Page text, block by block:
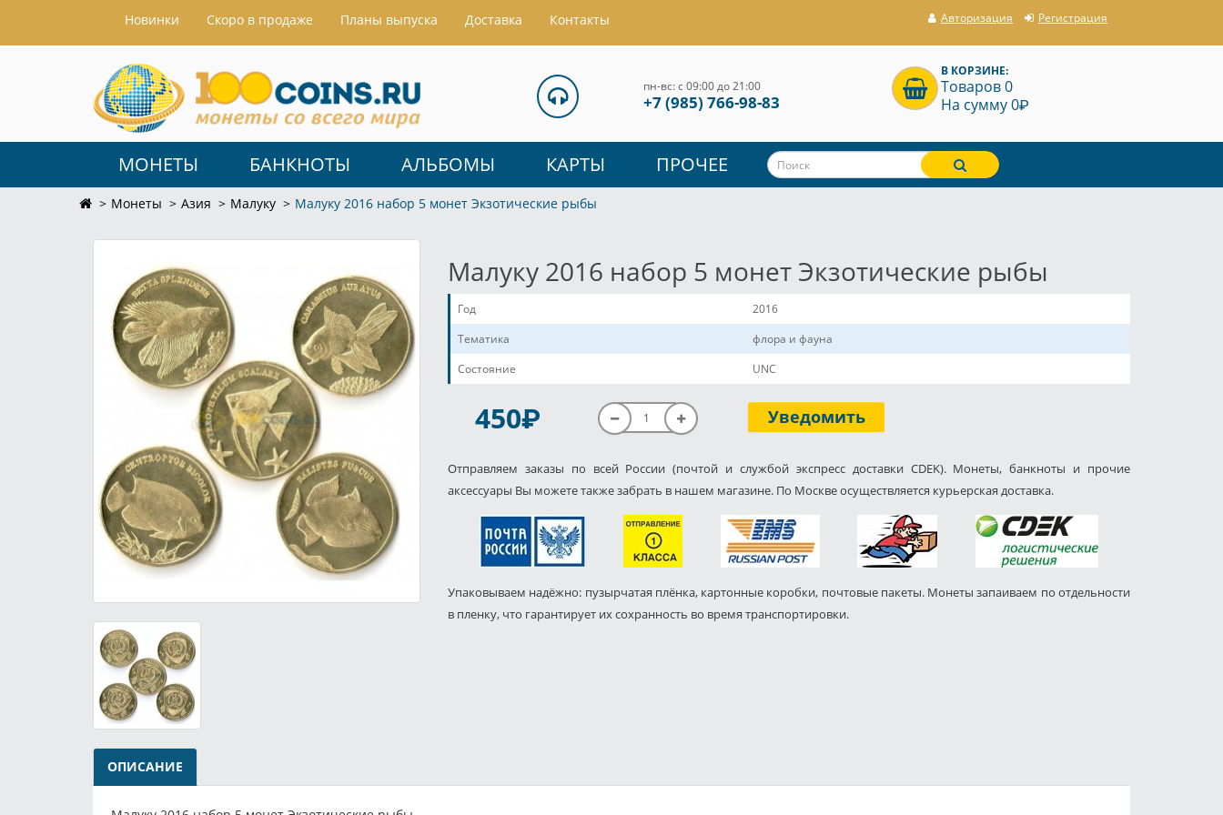
Hовинки Скоро в продаже Планы выпуска Доставка Контакты Авторизация Регистрация
пн-вс: с 09:00 до 21:00
+7 (985) 766-98-83
В КОРЗИНЕ:
Товаров 0
На сумму 0P
МОНЕТЫ БАНКНОТЫ АЛЬБОМЫ КАРТЫ ПРОЧЕЕ
Монеты Азия Малуку Малуку 2016 набор 5 монет Экзотические рыбы
Малуку 2016 набор 5 монет Экзотические рыбы
Год
2016
Тематика
флора и фауна
Состояние
UNC
450P Уведомить
Отправляем заказы по всей России (почтой и службой экспресс доставки CDEK). Монеты, банкноты и прочие
аксессуары Вы можете также забрать в нашем магазине. По Москве осуществляется курьерская доставка.
Упаковываем надёжно: пузырчатая плёнка, картонные коробки, почтовые пакеты. Монеты запаиваем по отдельности
в пленку, что гарантирует их сохранность во время транспортировки.
ОПИСАНИЕ